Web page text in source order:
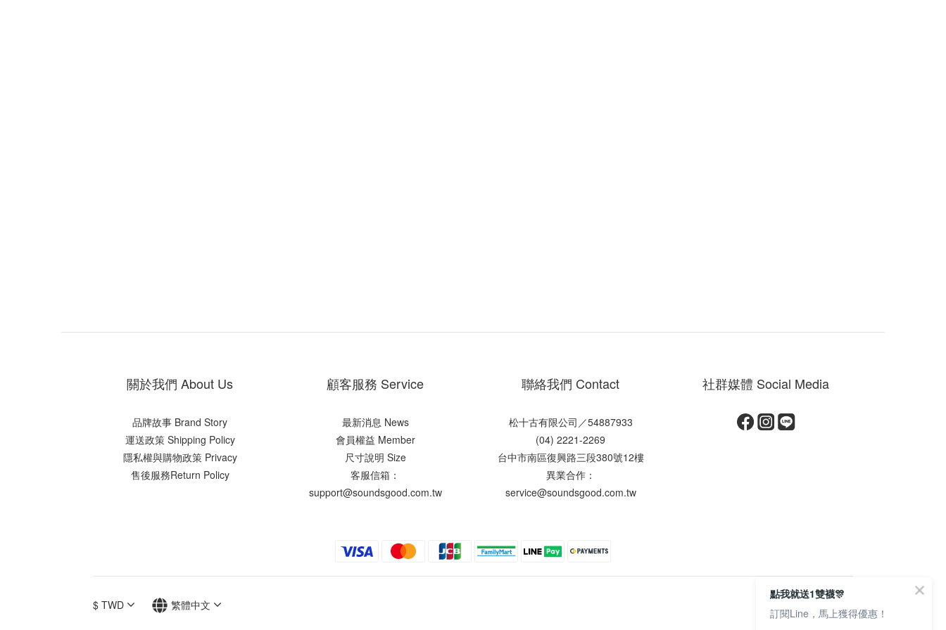
關於我們 About Us
品牌故事 Brand Story
運送政策 Shipping Policy
隱私權與購物政策 Privacy
售後服務Return Policy
顧客服務 Service
最新消息 News
會員權益 Member
尺寸說明 Size
客服信箱：
support@soundsgood.com.tw
聯絡我們 Contact
松十古有限公司／54887933
(04) 2221-2269
台中市南區復興路三段380號12樓
異業合作：
service@soundsgood.com.tw
社群媒體 Social Media
$ TWD 繁體中文
點我就送1雙襪🎊
訂閱Line，馬上獲得優惠！